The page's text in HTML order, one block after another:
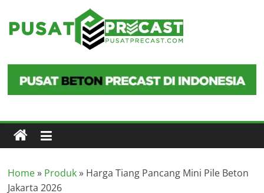
content
Pusat
Precast
Precast
di
Home» Produk» Harga Tiang Pancang Mini Pile Beton
Jakarta 2026